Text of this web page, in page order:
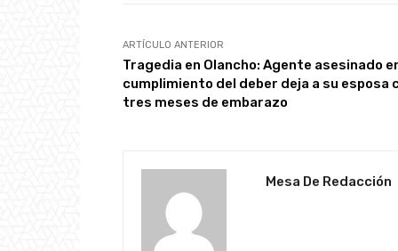
ARTÍCULO ANTERIOR
Tragedia en Olancho: Agente asesinado
cumplimiento del deber deja a su esposa
tres meses de embarazo
Mesa De Redacción